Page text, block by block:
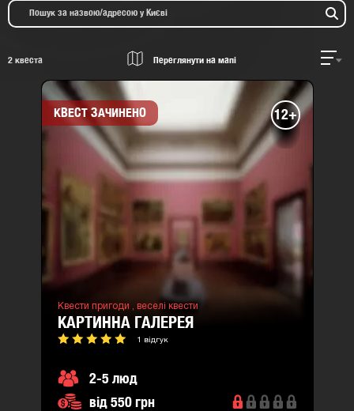
2 квеста Переглянути на мапі
КВЕСТ ЗАЧИНЕНО 12+
Квести пригоди , веселі квести
КАРТИННА ГАЛЕРЕЯ
1 відгук
2-5 люд
від 550 грн